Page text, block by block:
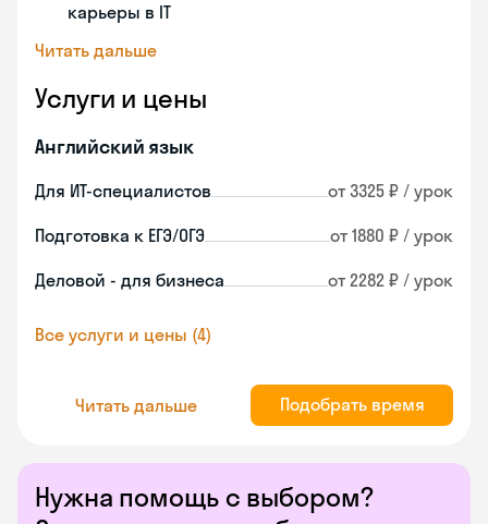
Нужна помощь с выбором?
карьеры в IT
Читать дальше
Услуги и цены
Английский язык
Для ИТ-специалистов от 3325 ₽ / урок
Подготовка к ЕГЭ/ОГЭ от 1880 ₽ / урок
Деловой - для бизнеса от 2282 ₽ / урок
Все услуги и цены (4)
Читать дальше Подобрать время